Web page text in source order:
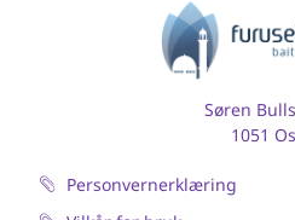
Søren
1051
Personvernerklæring